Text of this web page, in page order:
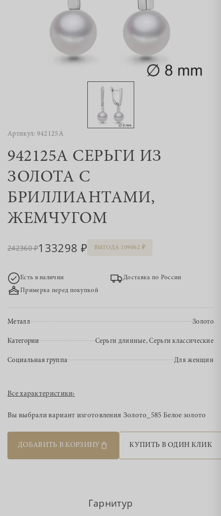
Артикул: 942125А
942125А СЕРЬГИ ИЗ
ЗОЛОТА С
БРИЛЛИАНТАМИ,
ЖЕМЧУГОМ
242360 133298 ВЫГОДА 109062
Есть в наличии
Доставка по России
Примерка перед покупкой
Металл Золото
Категории Серьги длинные, Серьги классические
Социальная группа Для женщин
Все характеристики›
Вы выбрали вариант изготовления Золото_585 Белое золото
ДОБАВИТЬ В КОРЗИНУ КУПИТЬ В ОДИН КЛИК
Гарнитур